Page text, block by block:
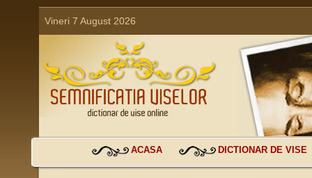
Vineri 7 August 2026
ACASA DICTIONAR DE VISE